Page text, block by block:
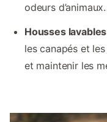
odeurs d’animaux.
Housses lavables
les canapés et
et maintenir les